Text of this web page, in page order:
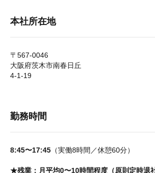
本社所在地
〒567-0046
大阪府茨木市南春日丘
4-1-19
勤務時間
8:45〜17:45 （実働8時間／休憩60分）
★残業：月平均0〜10時間程度（原則定時退